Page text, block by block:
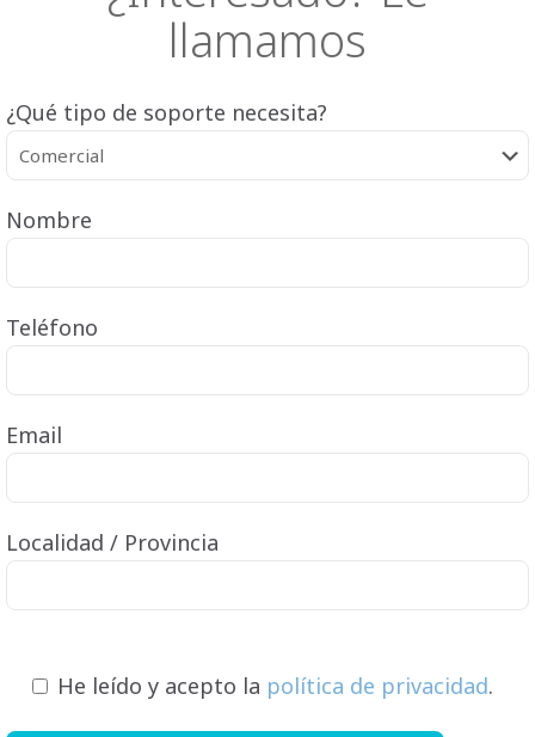
llamamos
¿Qué tipo de soporte necesita?
Nombre
Teléfono
Email
Localidad / Provincia
He leído y acepto la política de privacidad.